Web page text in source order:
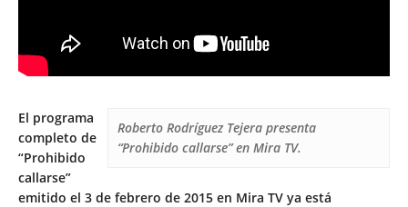
Roberto Rodríguez Tejera presenta
“Prohibido callarse” en Mira TV.
El programa
completo de
“Prohibido
callarse”
emitido el 3 de febrero de 2015 en Mira TV ya está